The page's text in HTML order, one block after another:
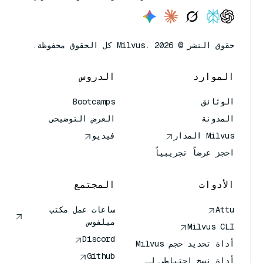
حقوق النشر © Milvus. 2026 كل الحقوق محفوظة.
الموارد
الوثائق
المدونة
Milvus المدار
احجز عرضاً تجريبياً
الدروس
Bootcamps
العرض التوضيحي
فيديو
الأدوات
Attu
Milvus CLI
أداة تحديد حجم Milvus
أداة نسخ احتياطي لـ
المجتمع
ساعات عمل مكتب
ميلفوس
Discord
Github